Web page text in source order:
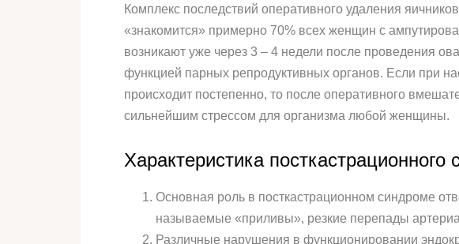
Комплекс последствий оперативного удаления
«знакомится» примерно 70% всех женщин с
возникают уже через 3 – 4 недели после проведения
функцией парных репродуктивных органов. Если при
происходит постепенно, то после оперативного
сильнейшим стрессом для организма любой женщины.
Характеристика посткастрационного
Основная роль в посткастрационном синдроме
называемые «приливы», резкие перепады
Различные нарушения в функционировании